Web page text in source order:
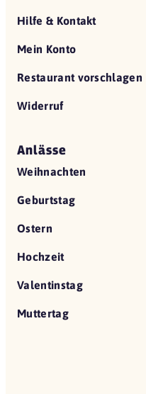
Hilfe & Kontakt
Mein Konto
Restaurant vorschlagen
Widerruf
Anlässe
Weihnachten
Geburtstag
Ostern
Hochzeit
Valentinstag
Muttertag